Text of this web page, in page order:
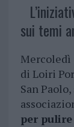
sui temi
Mercoledì
di Loiri
San
per